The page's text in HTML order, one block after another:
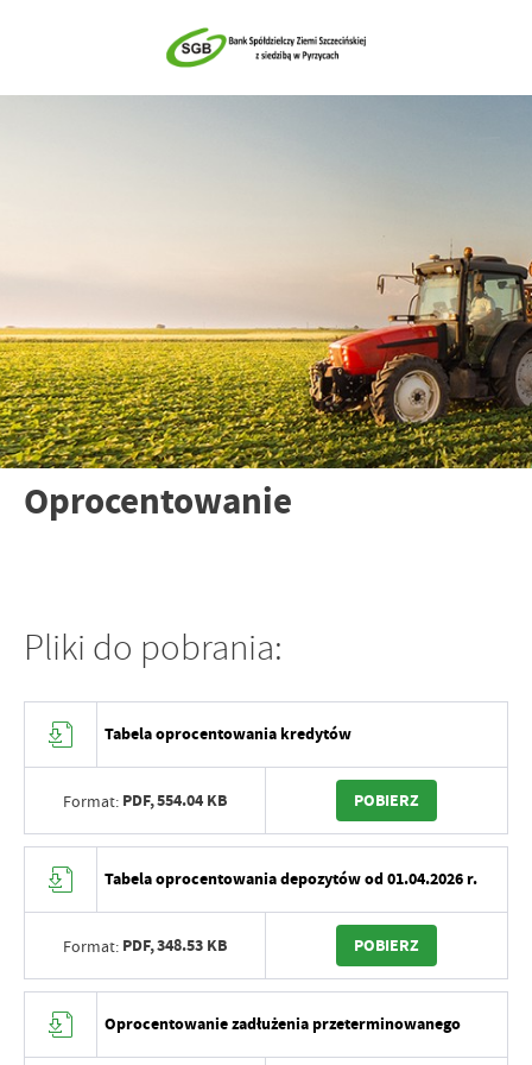
Oprocentowanie
Pliki do pobrania:
Tabela oprocentowania kredytów
Format: PDF,554.04 KB POBIERZ
Tabela oprocentowania depozytów od 01.04.2026 r.
Format: PDF,348.53 KB POBIERZ
Oprocentowanie zadłużenia przeterminowanego